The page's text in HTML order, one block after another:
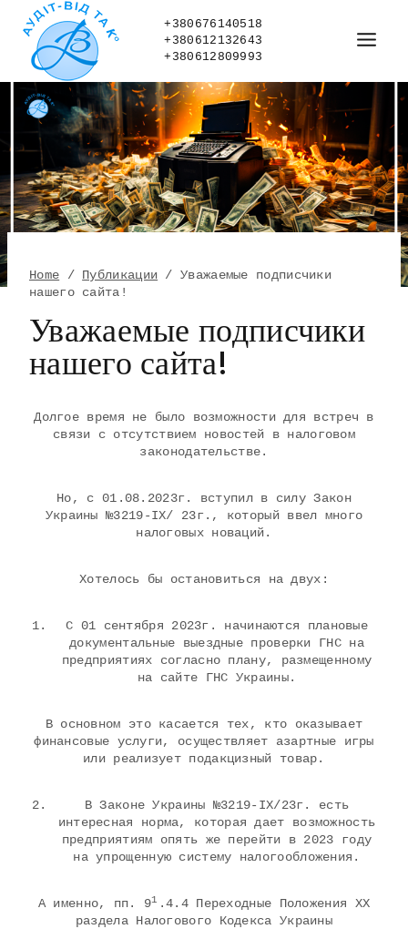
content
+380676140518
+380612132643
+380612809993
Home / Публикации / Уважаемые подписчики
нашего сайта!
Уважаемые подписчики
нашего сайта!
Долгое время не было возможности для встреч в
связи с отсутствием новостей в налоговом
законодательстве.
Но, с 01.08.2023г. вступил в силу Закон
Украины №3219-IX/ 23г., который ввел много
налоговых новаций.
Хотелось бы остановиться на двух:
С 01 сентября 2023г. начинаются плановые
документальные выездные проверки ГНС на
предприятиях согласно плану, размещенному
на сайте ГНС Украины.
В основном это касается тех, кто оказывает
финансовые услуги, осуществляет азартные игры
или реализует подакцизный товар.
В Законе Украины №3219-IX/23г. есть
интересная норма, которая дает возможность
предприятиям опять же перейти в 2023 году
на упрощенную систему налогообложения.
А именно, пп. 91 .4.4 Переходные Положения ХХ
раздела Налогового Кодекса Украины